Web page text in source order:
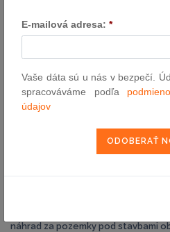
Text:
náhrad za pozemky pod stavbami
E-mailová adresa: *
Vaše dáta sú u nás v bezpečí.
spracováváme podľa
údajov